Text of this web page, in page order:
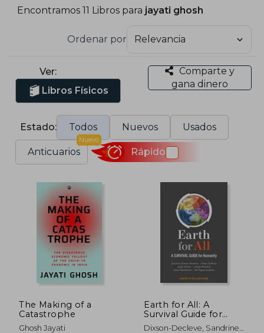
Encontramos 11 Libros para jayati ghosh
Ordenar por
Ver:
Libros Físicos
Comparte y
gana dinero
Estado: Todos Nuevos Usados
Anticuarios
Nuevo
Rápido
The Making of a
Catastrophe
Ghosh Jayati
Earth for All: A
Survival Guide for
Humanity (en Inglés)
Dixson-Decleve, Sandrine ;